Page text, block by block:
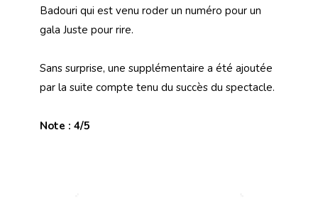
Badouri qui est venu roder un numéro pour un
gala Juste pour rire.
Sans surprise, une supplémentaire a été ajoutée
par la suite compte tenu du succès du spectacle.
Note : 4/5